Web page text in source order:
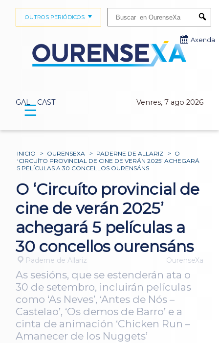
GAL CAST Venres, 7 ago 2026
OUTROS PERIÓDICOS
Axenda
☰
INICIO > OURENSEXA > PADERNE DE ALLARIZ > O
‘CIRCUÍTO PROVINCIAL DE CINE DE VERÁN 2025’ ACHEGARÁ
5 PELÍCULAS A 30 CONCELLOS OURENSÁNS
O ‘Circuíto provincial de
cine de verán 2025’
achegará 5 películas a
30 concellos ourensáns
Paderne de Allariz OurenseXa
As sesións, que se estenderán ata o
30 de setembro, incluirán películas
como ‘As Neves’, ‘Antes de Nós –
Castelao’, ‘Os demos de Barro’ e a
cinta de animación ‘Chicken Run –
Amanecer de los Nuggets’